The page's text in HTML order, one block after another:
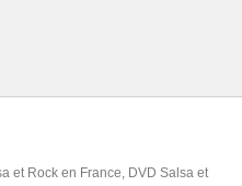
et Rock en France, DVD Salsa et